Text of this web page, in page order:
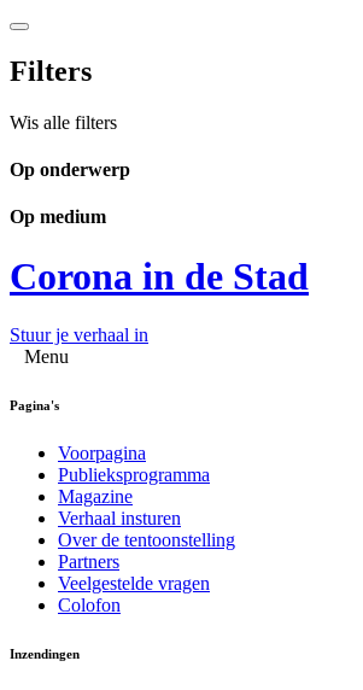
Filters
Wis alle filters
Op onderwerp
Op medium
Corona in de Stad
Stuur je verhaal in
Menu
Pagina's
Voorpagina
Publieksprogramma
Magazine
Verhaal insturen
Over de tentoonstelling
Partners
Veelgestelde vragen
Colofon
Inzendingen